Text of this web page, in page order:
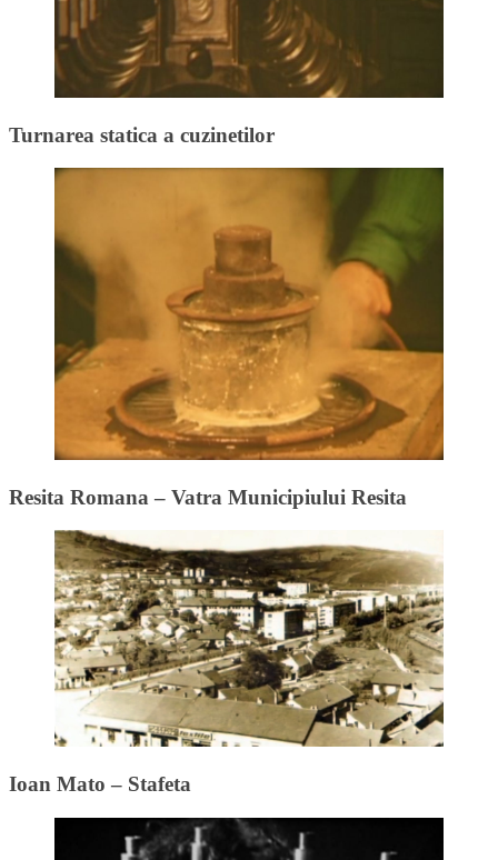
Turnarea statica a cuzinetilor
Resita Romana – Vatra Municipiului Resita
Ioan Mato – Stafeta